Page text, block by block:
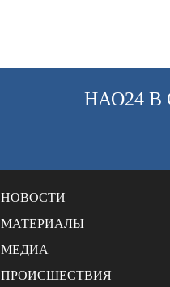
НАО24
НОВОСТИ
МАТЕРИАЛЫ
МЕДИА
ПРОИСШЕСТВИЯ